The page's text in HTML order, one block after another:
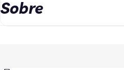
Sobre